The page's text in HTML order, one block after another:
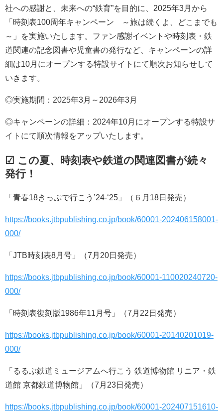
社への感謝と、未来への“鉄育”を目的に、2025年3月から
「時刻表100周年キャンペーン ～旅は続くよ、どこまでも
～」を実施いたします。ファン感謝イベントや時刻表・鉄
道関連の記念図書や児童書の発行など、キャンペーンの詳
細は10月にオープンする特設サイトにて順次お知らせして
いきます。
◎実施期間：2025年3月～2026年3月
◎キャンペーンの詳細：2024年10月にオープンする特設サ
イトにて順次情報をアップいたします。
☑ この夏、時刻表や鉄道の関連図書が続々
発行！
「青春18きっぷで行こう’24-‘25」（６月18日発売）
https://books.jtbpublishing.co.jp/book/60001-202406158001-
000/
「JTB時刻表8月号」（7月20日発売）
https://books.jtbpublishing.co.jp/book/60001-110020240720-
000/
「時刻表復刻版1986年11月号」（7月22日発売）
https://books.jtbpublishing.co.jp/book/60001-20140201019-
000/
「るるぶ鉄道ミュージアムへ行こう 鉄道博物館 リニア・鉄
道館 京都鉄道博物館」（7月23日発売）
https://books.jtbpublishing.co.jp/book/60001-202407151610-